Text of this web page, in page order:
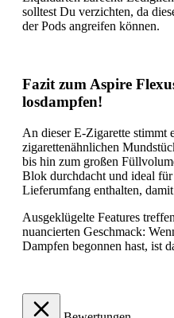
solltest Du verzichten, da
der Pods angreifen können.
Fazit zum Aspire
losdampfen!
An dieser E-Zigarette stimmt
zigarettenähnlichen
bis hin zum großen
Blok durchdacht und ideal
Lieferumfang enthalten,
Ausgeklügelte Features
nuancierten Geschmack:
Dampfen begonnen hast, ist